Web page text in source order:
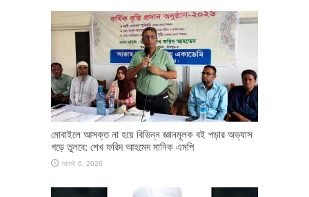
মোবাইলে আসক্ত না হয়ে বিভিন্ন জ্ঞানমূলক বই পড়ার অভ্যাস
গড়ে তুলবে: শেখ ফরিদ আহমেদ মানিক এমপি
আগস্ট 6, 2026